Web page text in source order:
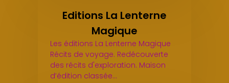
Editions La Lenterne
Magique
Les éditions La Lenterne Magique
Récits de voyage. Redécouverte
des récits d'exploration. Maison
d’édition classée…